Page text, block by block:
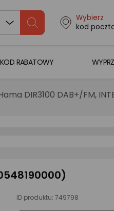
Wybierz
kod
RABATOWY
DIR3100 DAB+/FM,
ID produktu: 749798